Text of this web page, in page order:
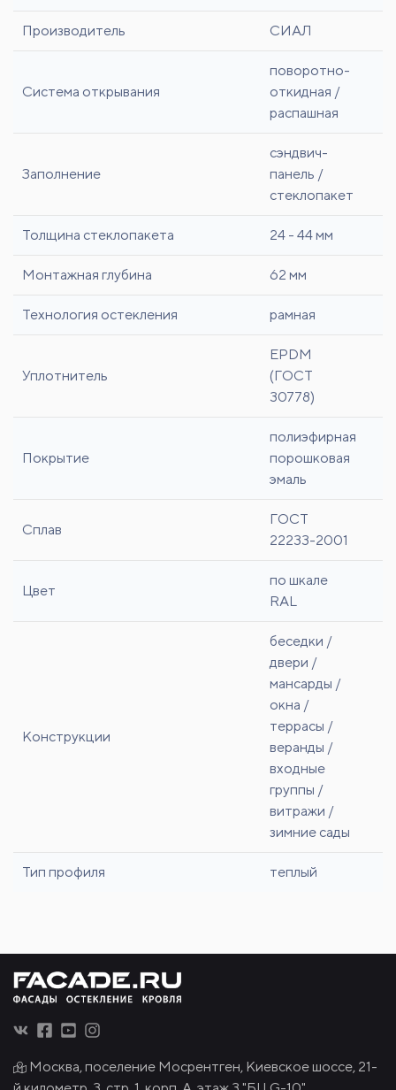
Производитель СИАЛ
Система открывания
поворотно-
откидная /
распашная
Заполнение
сэндвич-
панель /
стеклопакет
Толщина стеклопакета 24 - 44 мм
Монтажная глубина 62 мм
Технология остекления рамная
Уплотнитель
EPDM
(ГОСТ
30778)
Покрытие
полиэфирная
порошковая
эмаль
Сплав
ГОСТ
22233-2001
Цвет
по шкале
RAL
Конструкции
беседки /
двери /
мансарды /
окна /
террасы /
веранды /
входные
группы /
витражи /
зимние сады
Тип профиля теплый
Москва, поселение Мосрентген, Киевское шоссе, 21-